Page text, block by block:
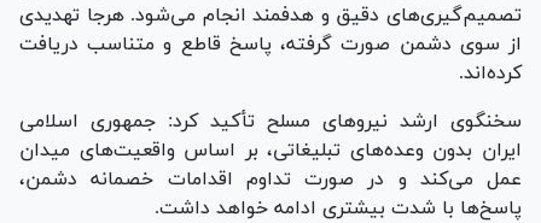
تصمیم‌گیری‌های دقیق و هدفمند انجام می‌شود. هرجا تهدیدی
از سوی دشمن صورت گرفته، پاسخ قاطع و متناسب دریافت
کرده‌اند.
سخنگوی ارشد نیرو‌های مسلح تأکید کرد: جمهوری اسلامی
ایران بدون وعده‌های تبلیغاتی، بر اساس واقعیت‌های میدان
عمل می‌کند و در صورت تداوم اقدامات خصمانه دشمن،
پاسخ‌ها با شدت بیشتری ادامه خواهد داشت.